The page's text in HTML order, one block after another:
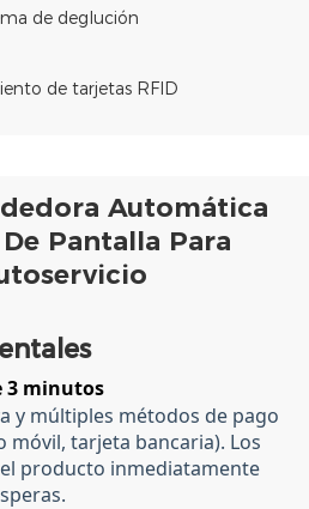
de tarjetas RFID
Automática
Pantalla Para
3 minutos
y múltiples métodos de pago
tarjeta bancaria). Los
producto inmediatamente